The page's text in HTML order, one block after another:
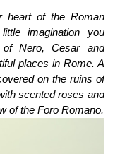
heart of the Roman
imagination you
Nero, Cesar and
places in Rome. A
on the ruins of
scented roses and
of the Foro Romano.